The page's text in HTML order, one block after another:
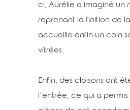
ci, Aurélie a imaginé un
reprenant la finition de
accueille enfin un coin
vitrées.
Enfin, des cloisons ont
l’entrée, ce qui a